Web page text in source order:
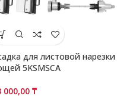
для листовой нарезки
5KSMSCA
000,00 ₸